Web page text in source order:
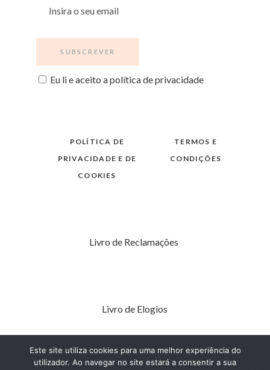
Eu li e aceito a política de privacidade
POLÍTICA DE
PRIVACIDADE E DE
COOKIES
TERMOS E
CONDIÇÕES
Livro de Reclamações
Livro de Elogios
Este site utiliza cookies para uma melhor experiência do
utilizador. Ao navegar no site estará a consentir a sua